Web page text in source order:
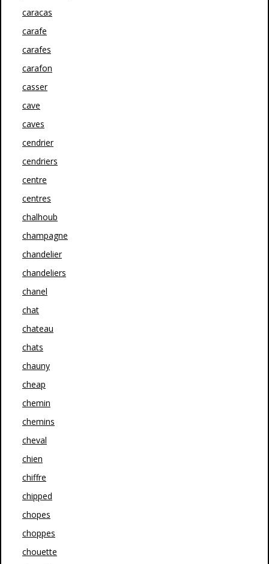
caracas
carafe
carafes
carafon
casser
cave
caves
cendrier
cendriers
centre
centres
chalhoub
champagne
chandelier
chandeliers
chanel
chat
chateau
chats
chauny
cheap
chemin
chemins
cheval
chien
chiffre
chipped
chopes
choppes
chouette